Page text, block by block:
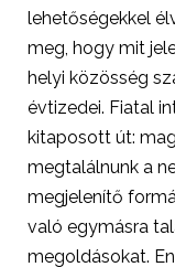
lehetőségekkel
meg, hogy mit
helyi közösség
évtizedei. Fiatal
kitaposott út:
megtalálnunk a
megjelenítő
való egymásra
megoldásokat.